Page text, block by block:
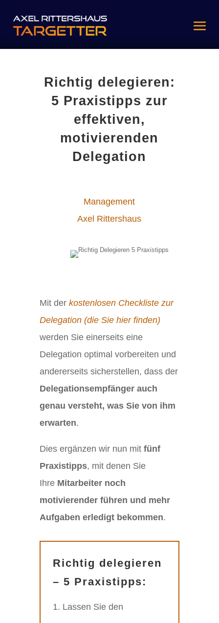
Richtig delegieren:
5 Praxistipps zur
effektiven,
motivierenden
Delegation
Management
Axel Rittershaus
Mit der kostenlosen Checkliste zur
Delegation (die Sie hier finden)
werden Sie einerseits eine
Delegation optimal vorbereiten und
andererseits sicherstellen, dass der
Delegationsempfänger auch
genau versteht, was Sie von ihm
erwarten.
Dies ergänzen wir nun mit fünf
Praxistipps, mit denen Sie
Ihre Mitarbeiter noch
motivierender führen und mehr
Aufgaben erledigt bekommen.
Richtig delegieren
– 5 Praxistipps:
Lassen Sie den